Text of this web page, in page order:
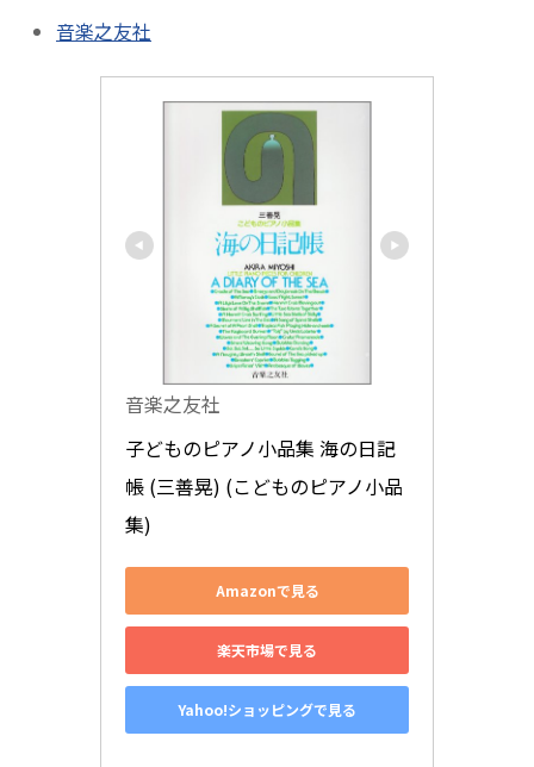
音楽之友社
音楽之友社
子どものピアノ小品集 海の日記
帳 (三善晃) (こどものピアノ小品
集)
Amazonで見る
楽天市場で見る
Yahoo!ショッピングで見る